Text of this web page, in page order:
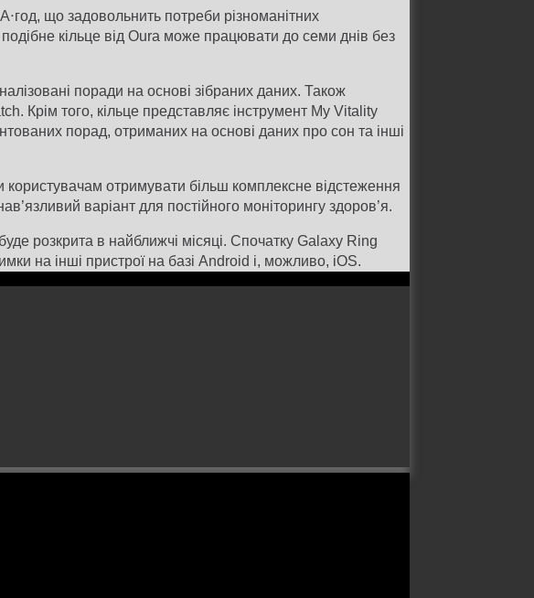
що задовольнить потреби різноманітних
кільце від Oura може працювати до семи днів без
поради на основі зібраних даних. Також
Крім того, кільце представляє інструмент My Vitality
порад, отриманих на основі даних про сон та інші
отримувати більш комплексне відстеження
варіант для постійного моніторингу здоров’я.
розкрита в найближчі місяці. Спочатку Galaxy Ring
на інші пристрої на базі Android і, можливо, iOS.